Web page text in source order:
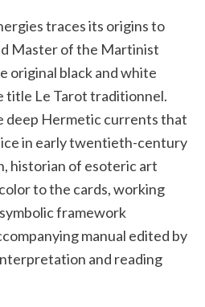
traces its origins to
Master of the Martinist
original black and white
title Le Tarot traditionnel.
deep Hermetic currents that
in early twentieth-century
historian of esoteric art
to the cards, working
framework
manual edited by
and reading